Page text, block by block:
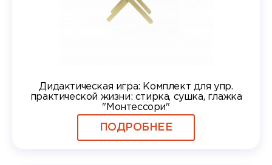
Дидактическая игра: Комплект для упр.
практической жизни: стирка, сушка, глажка
"Монтессори"
ПОДРОБНЕЕ